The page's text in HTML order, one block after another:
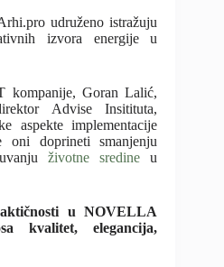
udruženo istražuju
izvora energije u
kompanije, Goran Lalić,
Advise Insitituta,
aspekte implementacije
doprineti smanjenju
životne sredine u
u NOVELLA
kvalitet, elegancija,